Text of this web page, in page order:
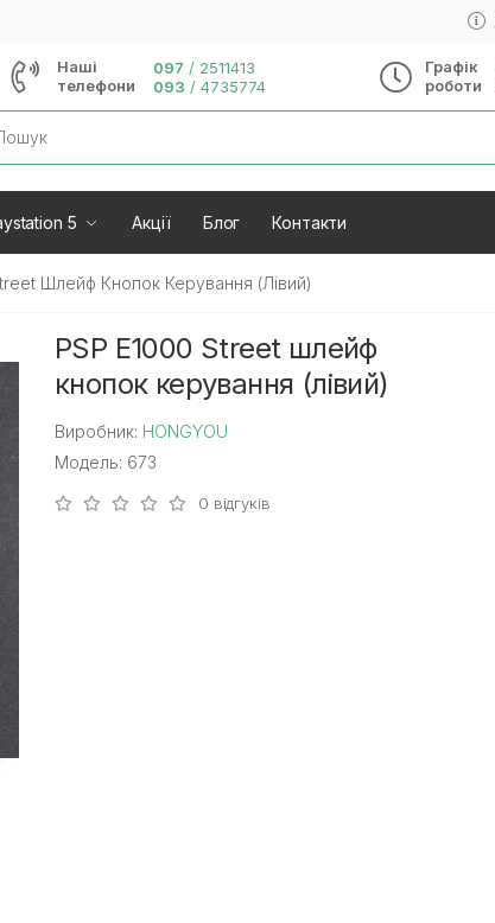
Наші
телефони
097 / 2511413
093 / 4735774
Графік
роботи
5 Акції Блог Контакти
Шлейф Кнопок Керування (лівий)
PSP E1000 Street шлейф
кнопок керування (лівий)
Виробник: HONGYOU
Модель: 673
0 відгуків